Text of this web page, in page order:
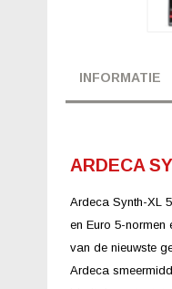
INFORMATIE
ARDECA
Ardeca Synth-XL
en Euro 5-normen
van de nieuwste
Ardeca